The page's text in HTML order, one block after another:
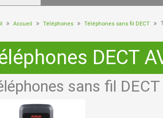
Accueil Téléphones Téléphones sans fil DECT
DECT
sans fil DECT